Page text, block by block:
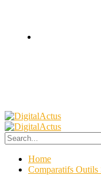
Home
Comparatifs Outils